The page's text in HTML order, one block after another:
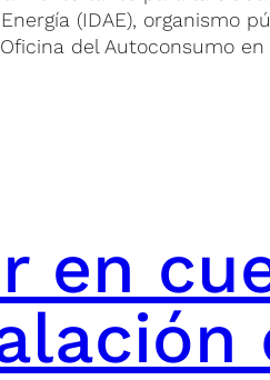
(IDAE), organismo
del Autoconsumo
en